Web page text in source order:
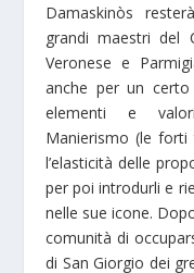
Damaskinòs
grandi maestri del
Veronese e
anche per un
elementi e
Manierismo (le
l’elasticità delle
per poi introdurli e
nelle sue icone.
comunità di
di San Giorgio dei